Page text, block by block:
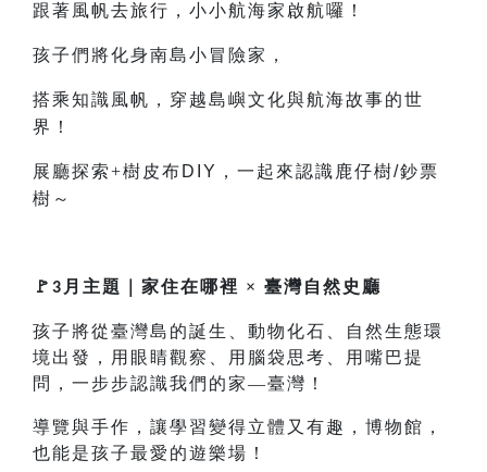
跟著風帆去旅行，小小航海家啟航囉！
孩子們將化身南島小冒險家，
搭乘知識風帆，穿越島嶼文化與航海故事的世
界！
展廳探索+樹皮布 DIY ，一起來認識鹿仔樹/鈔票
樹～
🚩 3 月主題｜ 家住在哪裡 × 臺灣自然史廳
孩子將從臺灣島的誕生、動物化石、自然生態環
境出發，用眼睛觀察、用腦袋思考、用嘴巴提
問，一步步認識我們的家—臺灣！
導覽與手作，讓學習變得立體又有趣，博物館，
也能是孩子最愛的遊樂場！